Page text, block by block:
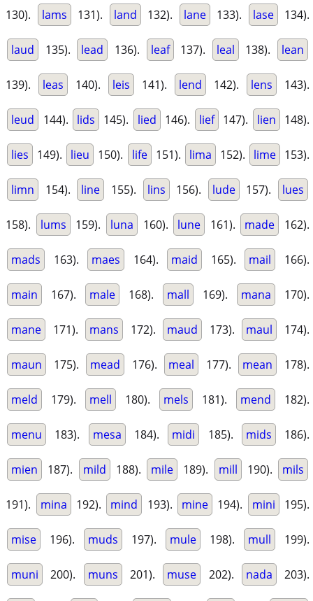
130). lams 131). land 132). lane 133). lase 134).
laud 135). lead 136). leaf 137). leal 138). lean
139). leas 140). leis 141). lend 142). lens 143).
leud 144). lids 145). lied 146). lief 147). lien 148).
lies 149). lieu 150). life 151). lima 152). lime 153).
limn 154). line 155). lins 156). lude 157). lues
158). lums 159). luna 160). lune 161). made 162).
mads 163). maes 164). maid 165). mail 166).
main 167). male 168). mall 169). mana 170).
mane 171). mans 172). maud 173). maul 174).
maun 175). mead 176). meal 177). mean 178).
meld 179). mell 180). mels 181). mend 182).
menu 183). mesa 184). midi 185). mids 186).
mien 187). mild 188). mile 189). mill 190). mils
191). mina 192). mind 193). mine 194). mini 195).
mise 196). muds 197). mule 198). mull 199).
muni 200). muns 201). muse 202). nada 203).